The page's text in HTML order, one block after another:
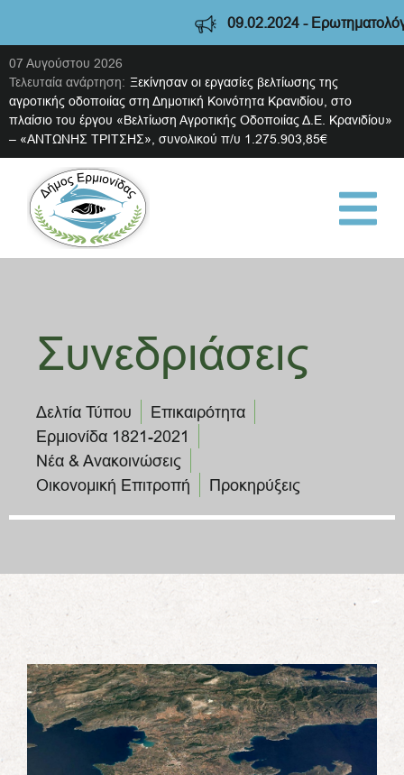
09.02.2024 - Ερωτηματολόγιο
07 Αυγούστου 2026
Τελευταία ανάρτηση: Ξεκίνησαν οι εργασίες βελτίωσης της
αγροτικής οδοποιίας στη Δημοτική Κοινότητα Κρανιδίου, στο
πλαίσιο του έργου «Βελτίωση Αγροτικής Οδοποιίας Δ.Ε. Κρανιδίου»
– «ΑΝΤΩΝΗΣ ΤΡΙΤΣΗΣ», συνολικού π/υ 1.275.903,85€
Συνεδριάσεις
Δελτία Τύπου
Επικαιρότητα
Ερμιονίδα 1821-2021
Νέα & Ανακοινώσεις
Οικονομική Επιτροπή
Προκηρύξεις